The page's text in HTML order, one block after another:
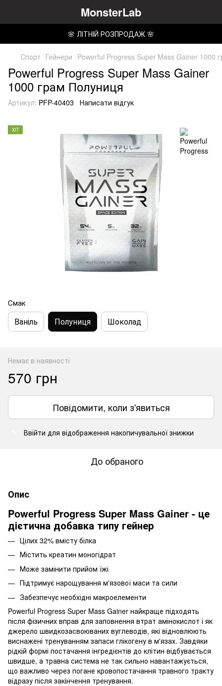
MonsterLab
🌸 ЛІТНІЙ РОЗПРОДАЖ 🌸
Спорт Гейнери Powerful Progress Super Mass Gainer 1000
Powerful Progress Super Mass Gainer
1000 грам Полуниця
Артикул: PFP-40403 Написати відгук
ХІТ
Смак
Ваніль Полуниця Шоколад
Немає в наявності
570 грн
Повідомити, коли з'явиться
Ввійти для відображення накопичувальної знижки
До обраного
Опис
Powerful Progress Super Mass Gainer - це
дієтична добавка типу гейнер
Цілих 32% вмісту білка
Містить креатин моногідрат
Може замінити прийом їжі
Підтримує нарощування м'язової маси та сили
Забезпечує необхідні макроелементи
Powerful Progress Super Mass Gainer найкраще підходять
після фізичних вправ для заповнення втрат амінокислот і як
джерело швидкозасвоюваних вуглеводів, які відновлюють
виснажені тренуванням запаси глікогену в м'язах. Завдяки
рідкій формі постачання інгредієнтів до клітин відбувається
швидше, а травна система не так сильно навантажується,
що важливо через погане кровопостачання травного тракту
відразу після закінчення тренування.